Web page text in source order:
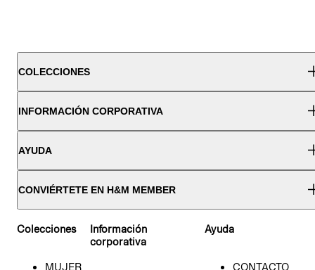
COLECCIONES
INFORMACIÓN CORPORATIVA
AYUDA
CONVIÉRTETE EN H&M MEMBER
Colecciones
MUJER
Información
corporativa
Ayuda
CONTACTO